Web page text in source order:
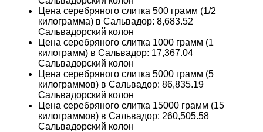
Цена серебряного слитка 500 грамм (1/2
килограмма) в Сальвадор: 8,683.52
Сальвадорский колон
Цена серебряного слитка 1000 грамм (1
килограмм) в Сальвадор: 17,367.04
Сальвадорский колон
Цена серебряного слитка 5000 грамм (5
килограммов) в Сальвадор: 86,835.19
Сальвадорский колон
Цена серебряного слитка 15000 грамм (15
килограммов) в Сальвадор: 260,505.58
Сальвадорский колон